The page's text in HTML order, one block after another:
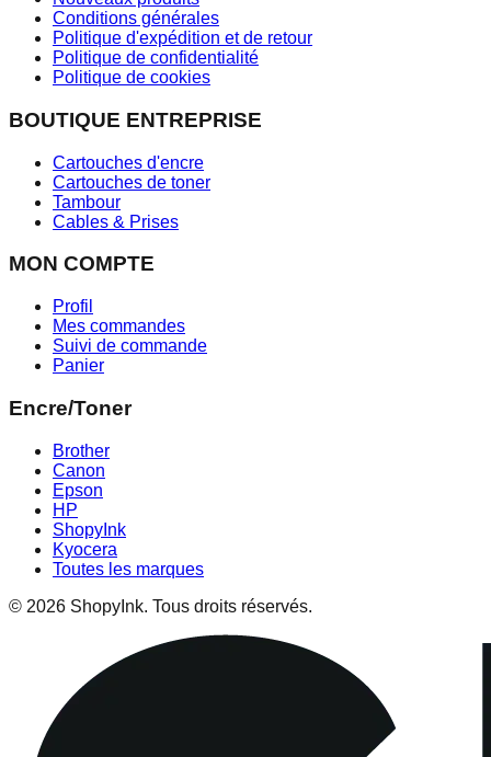
Conditions générales
Politique d'expédition et de retour
Politique de confidentialité
Politique de cookies
BOUTIQUE ENTREPRISE
Cartouches d'encre
Cartouches de toner
Tambour
Cables & Prises
MON COMPTE
Profil
Mes commandes
Suivi de commande
Panier
Encre/Toner
Brother
Canon
Epson
HP
ShopyInk
Kyocera
Toutes les marques
© 2026 ShopyInk. Tous droits réservés.